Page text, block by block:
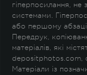
гіперпосилання, не
системами.
або першому абзаці
Передрук,
матеріалів, які
depositphotos.com,
Матеріали із